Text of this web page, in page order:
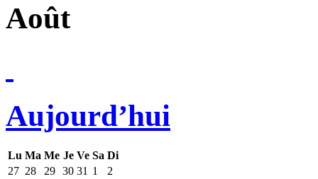
Août
Aujourd’hui
Lu Ma Me Je Ve Sa Di
27 28 29 30 31 1
2